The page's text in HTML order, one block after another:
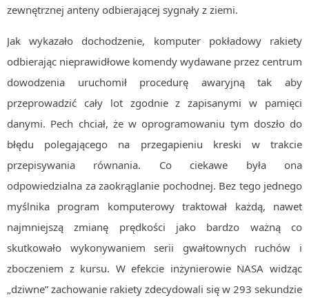
zewnętrznej anteny odbierającej sygnały z ziemi.
Jak wykazało dochodzenie, komputer pokładowy rakiety
odbierając nieprawidłowe komendy wydawane przez centrum
dowodzenia uruchomił procedurę awaryjną tak aby
przeprowadzić cały lot zgodnie z zapisanymi w pamięci
danymi. Pech chciał, że w oprogramowaniu tym doszło do
błędu polegającego na przegapieniu kreski w trakcie
przepisywania równania. Co ciekawe była ona
odpowiedzialna za zaokrąglanie pochodnej. Bez tego jednego
myślnika program komputerowy traktował każdą, nawet
najmniejszą zmianę prędkości jako bardzo ważną co
skutkowało wykonywaniem serii gwałtownych ruchów i
zboczeniem z kursu. W efekcie inżynierowie NASA widząc
„dziwne” zachowanie rakiety zdecydowali się w 293 sekundzie